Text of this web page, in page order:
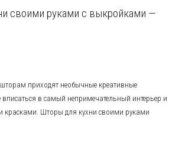
своими руками с выкройками —
приходят необычные креативные
вписаться в самый непримечательный интерьер и
красками. Шторы для кухни своими руками